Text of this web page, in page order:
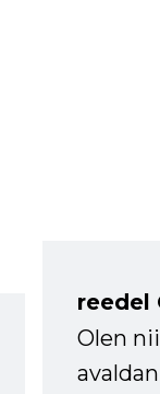
reedel
Olen